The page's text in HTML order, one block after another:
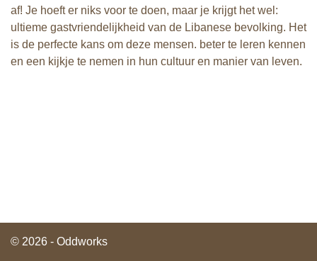
af! Je hoeft er niks voor te doen, maar je krijgt het wel:
ultieme gastvriendelijkheid van de Libanese bevolking. Het
is de perfecte kans om deze mensen. beter te leren kennen
en een kijkje te nemen in hun cultuur en manier van leven.
© 2026 - Oddworks